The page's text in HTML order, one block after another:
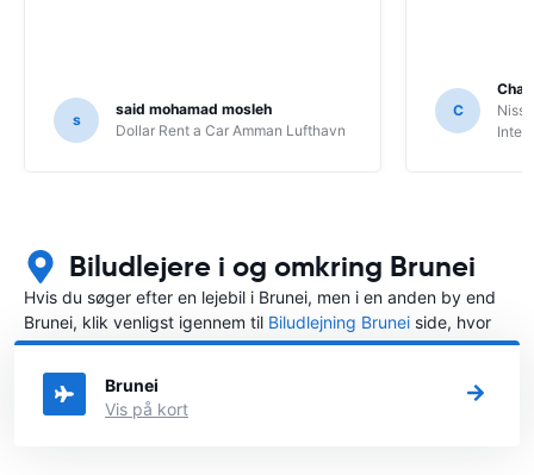
s
said mohamad mosleh
Dollar Rent a Car Amman Lufthavn
C
Biludlejere i og omkring Brunei
Hvis du søger efter en lejebil i Brunei, men i en anden by end
Brunei, klik venligst igennem til Biludlejning Brunei side, hvor
du kan vælge, i hvilken by i Brunei du ønsker at leje en bil.
Brunei
Vis på kort